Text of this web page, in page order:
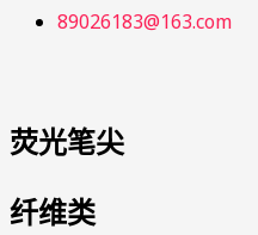
89026183@163.com
荧光笔尖
纤维类